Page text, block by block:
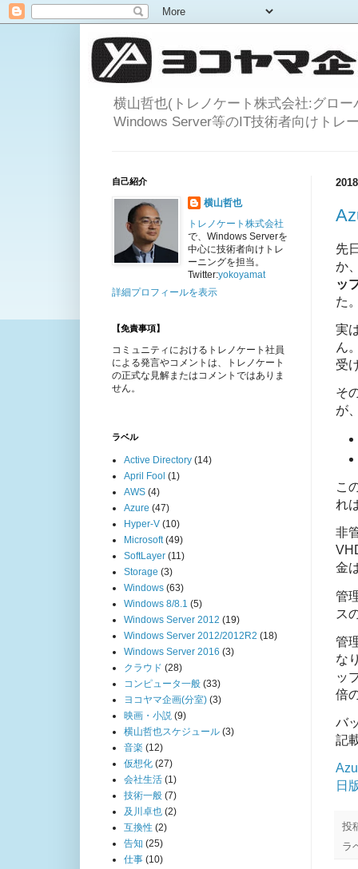
横山哲也(トレノケート株式会社:グロ
Windows Server等のIT技術者向けトレ
先
か
ッ
た
実
ん
受
そ
が
こ
れ
非
金
管
ス
管
な
ッ
倍
バ
記
日
投
ラ
自己紹介
横山哲也
トレノケート株式会社
で、Windows Serverを
中心に技術者向けトレ
ーニングを担当。
Twitter:yokoyamat
詳細プロフィールを表示
【免責事項】
コミュニティにおけるトレノケート社員
による発言やコメントは、トレノケート
の正式な見解またはコメントではありま
せん。
ラベル
Active Directory (14)
April Fool (1)
AWS (4)
Azure (47)
Hyper-V (10)
Microsoft (49)
SoftLayer (11)
Storage (3)
Windows (63)
Windows 8/8.1 (5)
Windows Server 2012 (19)
Windows Server 2012/2012R2 (18)
Windows Server 2016 (3)
クラウド (28)
コンピュータ一般 (33)
ヨコヤマ企画(分室) (3)
映画・小説 (9)
横山哲也スケジュール (3)
音楽 (12)
仮想化 (27)
会社生活 (1)
技術一般 (7)
及川卓也 (2)
互換性 (2)
告知 (25)
仕事 (10)